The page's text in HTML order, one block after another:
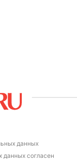
данных
данных согласен